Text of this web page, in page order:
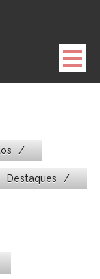
Destaques